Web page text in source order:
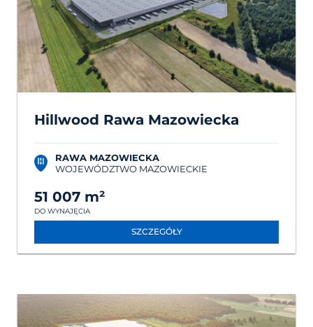
Hillwood Rawa Mazowiecka
RAWA MAZOWIECKA
WOJEWÓDZTWO MAZOWIECKIE
51 007 m²
DO WYNAJĘCIA
SZCZEGÓŁY